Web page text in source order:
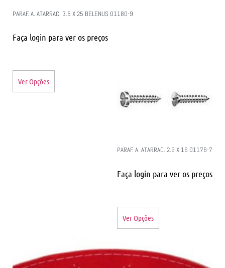
PARAF. A. ATARRAC. 3.5 X 25 BELENUS 01180-9
Faça login para ver os preços
Ver Opções
PARAF. A. ATARRAC. 2.9 X 16 01176-7
Faça login para ver os preços
Ver Opções